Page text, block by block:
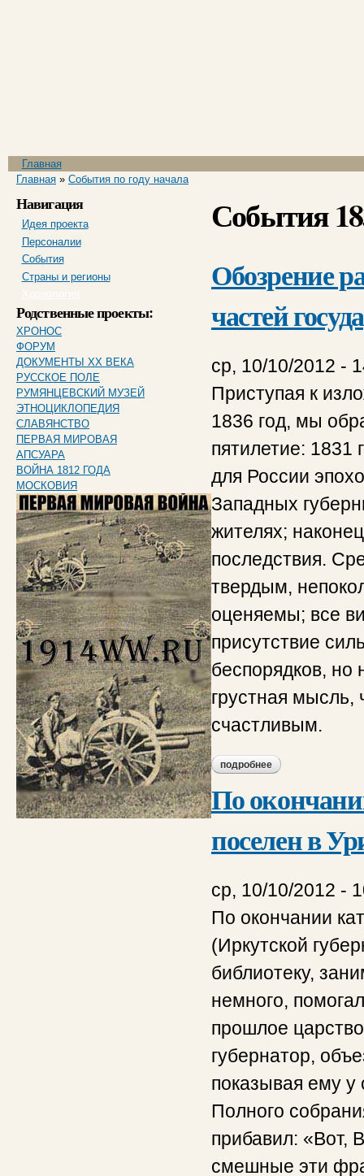
Главное меню
Главная
Вы здесь
Главная » События по году начала
Навигация
Идея проекта
Персоналии
События
Страны и регионы
Родственные проекты:
ХРОНОС
ФОРУМ
ДОКУМЕНТЫ XX ВЕКА
РУССКОЕ ПОЛЕ
РУМЯНЦЕВСКИЙ МУЗЕЙ
ЭТНОЦИКЛОПЕДИЯ
СЛАВЯНСТВО
ПЕРВАЯ МИРОВАЯ
АПСУАРА
ВОЙНА 1812 ГОДА
МОСКОВИЯ
События
Обозрение
частей
ср, 10/10/2012 -
Приступая к
1836 год, мы
пятилетие: 1831
для России
Западных
жителях;
последствия.
твердым,
оценяемы; все
присутствие
беспорядков, но
грустная мысль,
счастливым.
подробнее о обозрение
По
поселен в
ср, 10/10/2012 -
По окончании
(Иркутской
библиотеку,
немного,
прошлое
губернатор,
показывая ему
Полного
прибавил: «Вот,
смешные эти